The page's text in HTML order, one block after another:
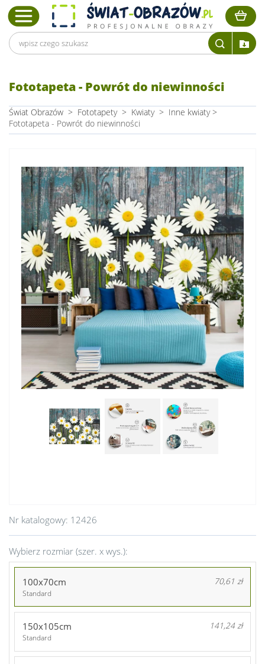
Fototapeta - Powrót do niewinności
Świat Obrazów > Fototapety > Kwiaty > Inne kwiaty >
Fototapeta - Powrót do niewinności
Nr katalogowy: 12426
Wybierz rozmiar (szer. x wys.):
100x70cm 70,61 zł
Standard
150x105cm 141,24 zł
Standard